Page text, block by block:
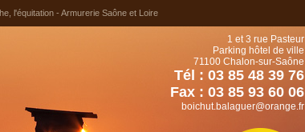
l'équitation - Armurerie Saône et Loire
1 et 3 rue Pasteur
Parking hôtel de ville
71100 Chalon-sur-Saône
Tél : 03 85 48 39 76
Fax : 03 85 93 60 06
boichut.balaguer@orange.fr